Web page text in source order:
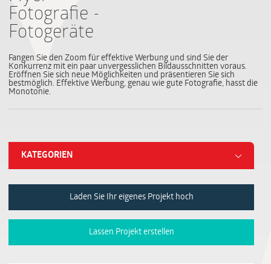
Fotografie -
Fotogeräte
Fangen Sie den Zoom für effektive Werbung und sind Sie der
Konkurrenz mit ein paar unvergesslichen Bildausschnitten voraus.
Eröffnen Sie sich neue Möglichkeiten und präsentieren Sie sich
bestmöglich. Effektive Werbung, genau wie gute Fotografie, hasst die
Monotonie.
KATEGORIEN
Laden Sie Ihr eigenes Projekt hoch
Lassen Projekt erstellen